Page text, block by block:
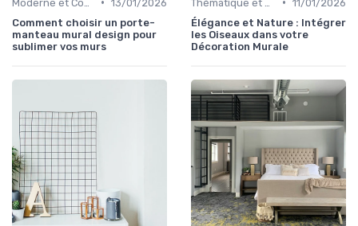
13/01/2026
Comment choisir un porte-
manteau mural design pour
sublimer vos murs
11/01/2026
Élégance et Nature : Intégrer
les Oiseaux dans votre
Décoration Murale